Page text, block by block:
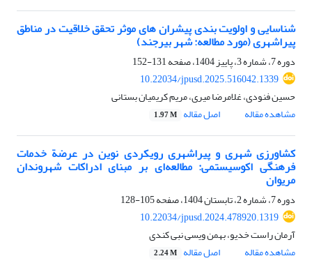
شناسایی و اولویت بندی پیشران های موثر تحقق خلاقیت در مناطق
پیراشهری (مورد مطالعه: شهر بیرجند)
دوره 7، شماره 3، پاییز 1404، صفحه
131-152
10.22034/jpusd.2025.516042.1339
حسین فنودی‌، غلامرضا میری، مریم کریمیان بستانی
مشاهده مقاله
اصل مقاله 1.97 M
کشاورزی شهری و پیراشهری رویکردی نوین در عرضة خدمات
فرهنگی اکوسیستمی: مطالعه‌ای بر مبنای ادراکات شهروندان
مریوان
دوره 7، شماره 2، تابستان 1404، صفحه
105-128
10.22034/jpusd.2024.478920.1319
آرمان راست خدیو، بهمن ویسی نبی کندی
مشاهده مقاله
اصل مقاله 2.24 M